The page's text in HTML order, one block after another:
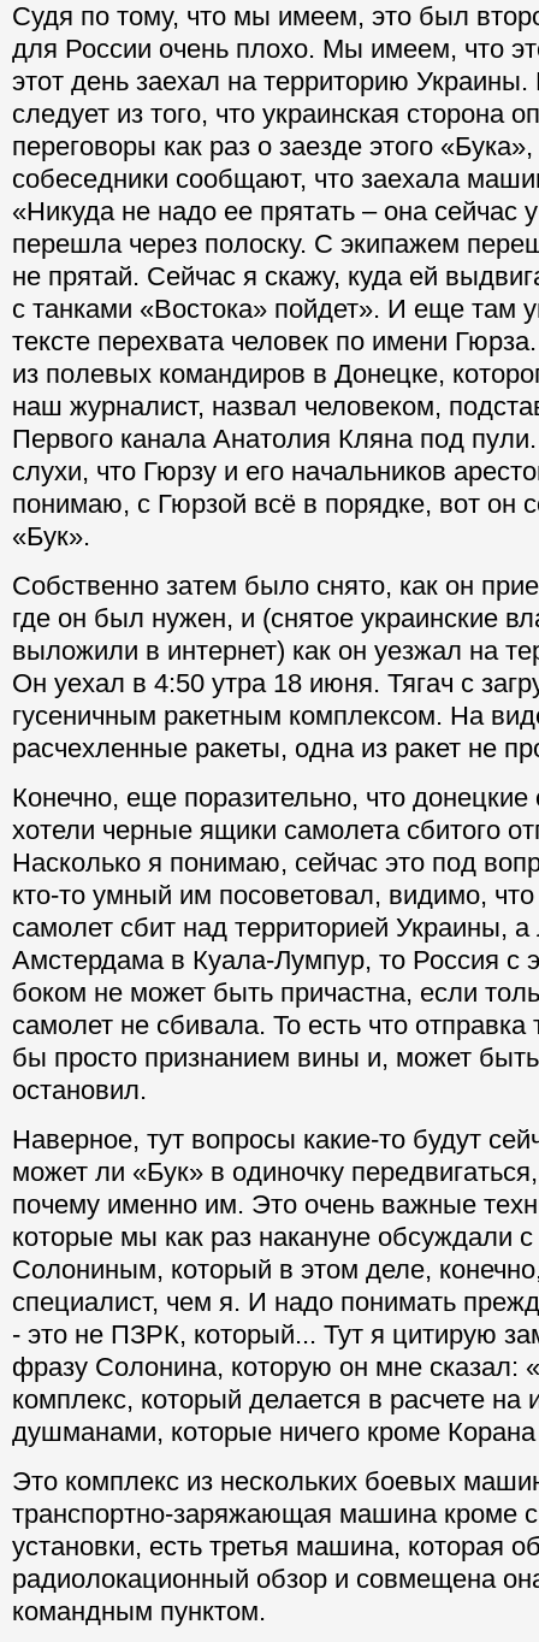
Судя по тому, что мы имеем, это был
для России очень плохо. Мы имеем, что
этот день заехал на территорию Украины.
следует из того, что украинская сторона
переговоры как раз о заезде этого
собеседники сообщают, что заехала
«Никуда не надо ее прятать – она сейчас
перешла через полоску. С экипажем
не прятай. Сейчас я скажу, куда ей
с танками «Востока» пойдет». И еще там
тексте перехвата человек по имени
из полевых командиров в Донецке,
наш журналист, назвал человеком,
Первого канала Анатолия Кляна под
слухи, что Гюрзу и его начальников
понимаю, с Гюрзой всё в порядке, вот он
«Бук».
Собственно затем было снято, как он
где он был нужен, и (снятое украинские
выложили в интернет) как он уезжал на
Он уехал в 4:50 утра 18 июня. Тягач с
гусеничным ракетным комплексом. На
расчехленные ракеты, одна из ракет не
Конечно, еще поразительно, что донецкие
хотели черные ящики самолета сбитого
Насколько я понимаю, сейчас это под
кто-то умный им посоветовал, видимо, что
самолет сбит над территорией Украины, а
Амстердама в Куала-Лумпур, то Россия с
боком не может быть причастна, если
самолет не сбивала. То есть что
бы просто признанием вины и, может
остановил.
Наверное, тут вопросы какие-то будут
может ли «Бук» в одиночку
почему именно им. Это очень важные
которые мы как раз накануне обсуждали
Солониным, который в этом деле,
специалист, чем я. И надо понимать
- это не ПЗРК, который... Тут я цитирую
фразу Солонина, которую он мне сказал:
комплекс, который делается в расчете на
душманами, которые ничего кроме
Это комплекс из нескольких боевых
транспортно-заряжающая машина кроме
установки, есть третья машина, которая
радиолокационный обзор и совмещена
командным пунктом.